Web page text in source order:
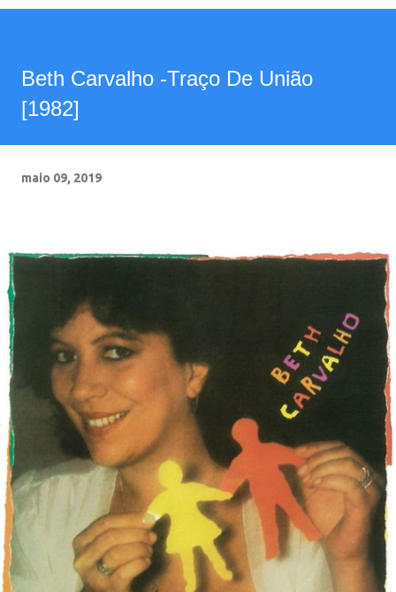
Beth Carvalho -Traço De União
[1982]
maio 09, 2019